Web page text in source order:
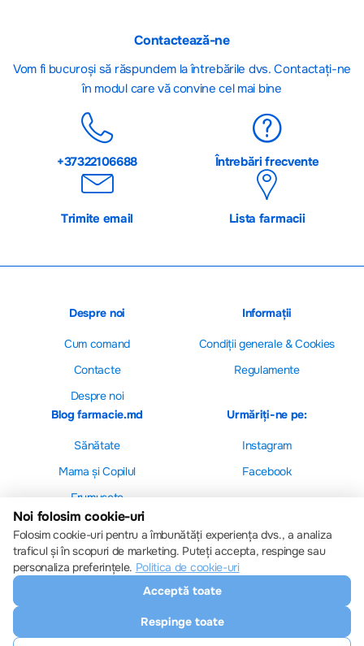
Contactează-ne
Vom fi bucuroși să răspundem la întrebările dvs. Contactați-ne
în modul care vă convine cel mai bine
+37322106688 Întrebări frecvente
Trimite email Lista farmacii
Despre noi
Cum comand
Contacte
Despre noi
Informații
Сondiții generale & Cookies
Regulamente
Blog farmacie.md
Sănătate
Mama și Copilul
Frumusețe
Urmăriți-ne pe:
Instagram
Facebook
Farmacie.md
Descărcați aplicația noastră
Setări cookie-uri
Politica de cookie-uri
Noi folosim cookie-uri
Folosim cookie-uri pentru a îmbunătăți experiența dvs., a analiza
traficul și în scopuri de marketing. Puteți accepta, respinge sau
personaliza preferințele. Politica de cookie-uri
Acceptă toate
Respinge toate